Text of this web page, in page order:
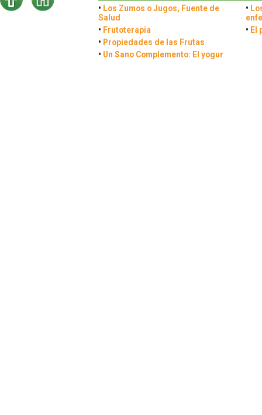
• Los Zumos o Jugos, Fuente de
Salud
• Frutoterapia
• Propiedades de las Frutas
• Un Sano Complemento: El yogur
•
• El